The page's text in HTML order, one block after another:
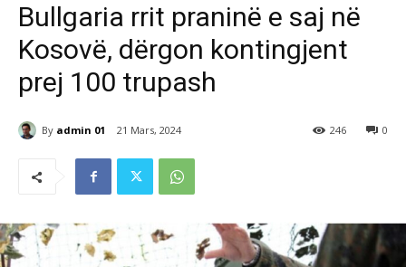
Bullgaria rrit praninë e saj në
Kosovë, dërgon kontingjent
prej 100 trupash
By admin 01 21 Mars, 2024 0
246